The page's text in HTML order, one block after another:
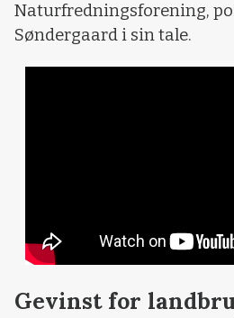
Naturfredningsforening,
Søndergaard i sin tale.
Gevinst for